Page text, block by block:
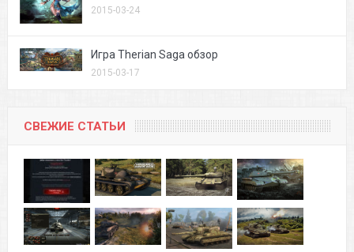
2015-03-24
Игра Therian Saga обзор
2015-03-17
СВЕЖИЕ СТАТЬИ